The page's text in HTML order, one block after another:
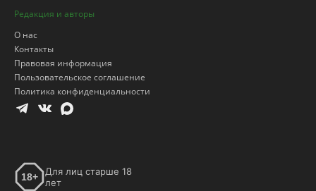
Редакция и авторы
О нас
Контакты
Правовая информация
Пользовательское соглашение
Политика конфиденциальности
18+
Для лиц старше 18
лет